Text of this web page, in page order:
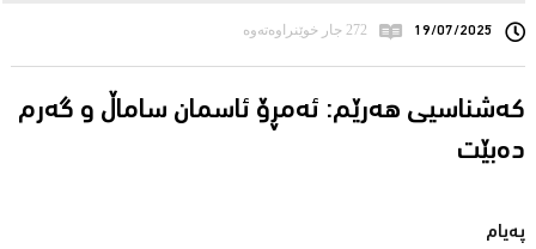
19/07/2025 272 جار خوێنراوەتەوە
کەشناسیی هەرێم: ئەمڕۆ ئاسمان ساماڵ و گەرم
دەبێت
پەیام